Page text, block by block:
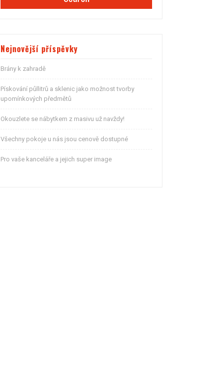
Nejnovější příspěvky
Brány k zahradě
Pískování půllitrů a sklenic jako možnost tvorby
upomínkových předmětů
Okouzlete se nábytkem z masivu už navždy!
Všechny pokoje u nás jsou cenově dostupné
Pro vaše kanceláře a jejich super image